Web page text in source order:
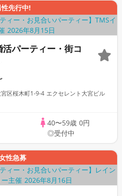
性先行中!
活パーティー・街コ
区桜木町1-9-4 エクセレント大宮ビル
40〜59歳 0円
◎受付中
性急募